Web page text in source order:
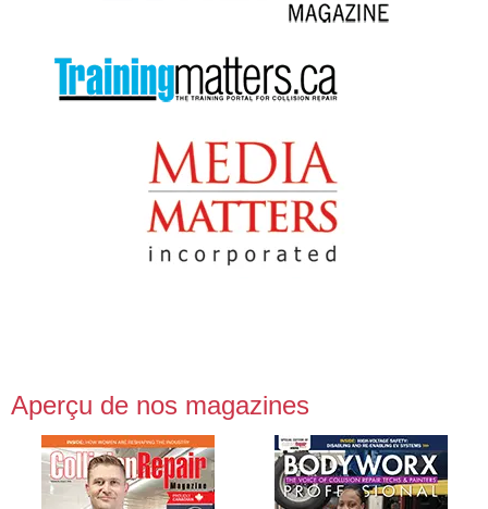
Aperçu de nos magazines